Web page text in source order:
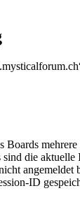
die
ID